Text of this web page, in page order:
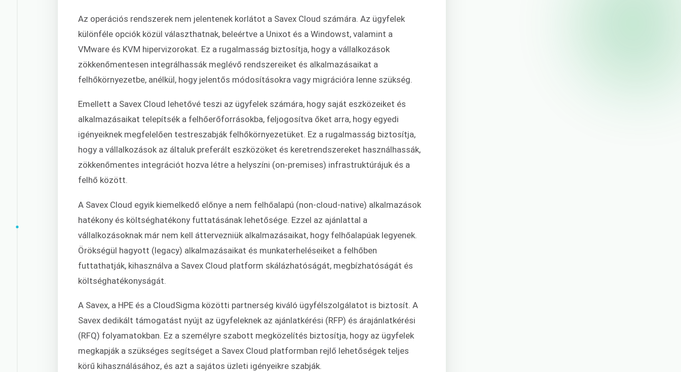
Az operációs rendszerek nem jelentenek korlátot a Savex Cloud számára. Az ügyfelek
különféle opciók közül választhatnak, beleértve a Unixot és a Windowst, valamint a
VMware és KVM hipervizorokat. Ez a rugalmasság biztosítja, hogy a vállalkozások
zökkenőmentesen integrálhassák meglévő rendszereiket és alkalmazásaikat a
felhőkörnyezetbe, anélkül, hogy jelentős módosításokra vagy migrációra lenne szükség.
Emellett a Savex Cloud lehetővé teszi az ügyfelek számára, hogy saját eszközeiket és
alkalmazásaikat telepítsék a felhőerőforrásokba, feljogosítva őket arra, hogy egyedi
igényeiknek megfelelően testreszabják felhőkörnyezetüket. Ez a rugalmasság biztosítja,
hogy a vállalkozások az általuk preferált eszközöket és keretrendszereket használhassák,
zökkenőmentes integrációt hozva létre a helyszíni (on-premises) infrastruktúrájuk és a
felhő között.
A Savex Cloud egyik kiemelkedő előnye a nem felhőalapú (non-cloud-native) alkalmazások
hatékony és költséghatékony futtatásának lehetősége. Ezzel az ajánlattal a
vállalkozásoknak már nem kell áttervezniük alkalmazásaikat, hogy felhőalapúak legyenek.
Örökségül hagyott (legacy) alkalmazásaikat és munkaterheléseiket a felhőben
futtathatják, kihasználva a Savex Cloud platform skálázhatóságát, megbízhatóságát és
költséghatékonyságát.
A Savex, a HPE és a CloudSigma közötti partnerség kiváló ügyfélszolgálatot is biztosít. A
Savex dedikált támogatást nyújt az ügyfeleknek az ajánlatkérési (RFP) és árajánlatkérési
(RFQ) folyamatokban. Ez a személyre szabott megközelítés biztosítja, hogy az ügyfelek
megkapják a szükséges segítséget a Savex Cloud platformban rejlő lehetőségek teljes
körű kihasználásához, és azt a sajátos üzleti igényeikre szabják.